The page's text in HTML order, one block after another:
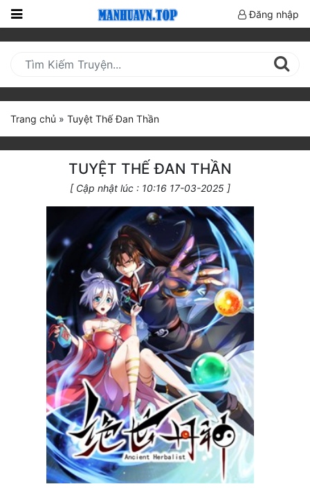
Nhật
(current)
BXH
Truyện Mới Ra
Hoàn Thành
Huyền Huyễn
Đăng nhập
Trang chủ » Tuyệt Thế Đan Thần
TUYỆT THẾ ĐAN THẦN
[ Cập nhật lúc : 10:16 17-03-2025 ]